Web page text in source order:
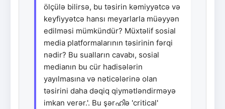
ölçülə bilirsə, bu təsirin kəmiyyətcə və
keyfiyyətcə hansı meyarlarla müəyyən
edilməsi mümkündür? Müxtəlif sosial
media platformalarının təsirinin fərqi
nədir? Bu sualların cavabı, sosial
medianın bu cür hadisələrin
yayılmasına və nəticələrinə olan
təsirini daha dəqiq qiymətləndirməyə
imkan verər.'. Bu şərഹിə 'critical'